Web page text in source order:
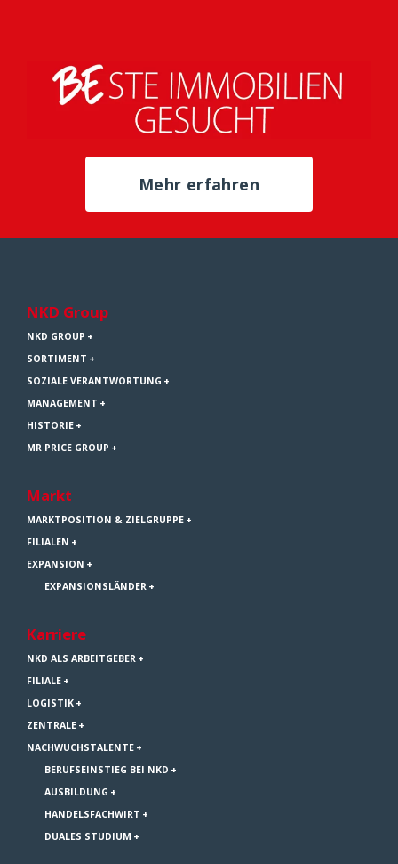
Mehr erfahren
NKD Group
NKD GROUP
SORTIMENT
SOZIALE VERANTWORTUNG
MANAGEMENT
HISTORIE
MR PRICE GROUP
Markt
MARKTPOSITION & ZIELGRUPPE
FILIALEN
EXPANSION
EXPANSIONSLÄNDER
Karriere
NKD ALS ARBEITGEBER
FILIALE
LOGISTIK
ZENTRALE
NACHWUCHSTALENTE
BERUFSEINSTIEG BEI NKD
AUSBILDUNG
HANDELSFACHWIRT
DUALES STUDIUM